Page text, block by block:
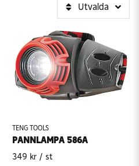
Utvalda
TENG TOOLS
PANNLAMPA 586A
349 kr / st